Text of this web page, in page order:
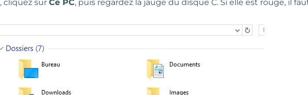
, cliquez sur Ce PC, puis regardez la jauge du disque C. Si elle est rouge, il